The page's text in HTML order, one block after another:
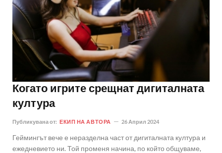
Когато игрите срещнат дигиталната
култура
Публикувана от: ЕКИП НА АВТОРА 26 Април 2024
Геймингът вече е неразделна част от дигиталната култура и
ежедневието ни. Той променя начина, по който общуваме,